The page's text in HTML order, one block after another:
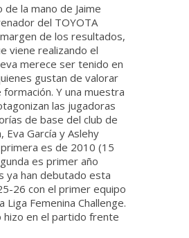
de la mano de Jaime
del TOYOTA
margen de los resultados,
viene realizando el
merece ser tenido en
gustan de valorar
Y una muestra
las jugadoras
de base del club de
Eva García y Aslehy
es de 2010 (15
es primer año
ya han debutado esta
26 con el primer equipo
Liga Femenina Challenge.
hizo en el partido frente